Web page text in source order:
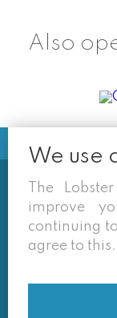
Also
(google/
van
recht voor
We use
The
improve
continuing
agree to this.